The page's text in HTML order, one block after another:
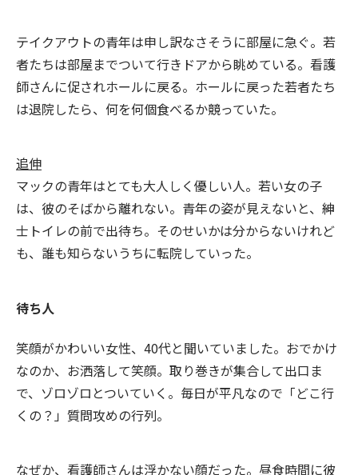
テイクアウトの青年は申し訳なさそうに部屋に急ぐ。若
者たちは部屋までついて行きドアから眺めている。看護
師さんに促されホールに戻る。ホールに戻った若者たち
は退院したら、何を何個食べるか競っていた。
追伸
マックの青年はとても大人しく優しい人。若い女の子
は、彼のそばから離れない。青年の姿が見えないと、紳
士トイレの前で出待ち。そのせいかは分からないけれど
も、誰も知らないうちに転院していった。
待ち人
笑顔がかわいい女性、40代と聞いていました。おでかけ
なのか、お洒落して笑顔。取り巻きが集合して出口ま
で、ゾロゾロとついていく。毎日が平凡なので「どこ行
くの？」質問攻めの行列。
なぜか、看護師さんは浮かない顔だった。昼食時間に彼